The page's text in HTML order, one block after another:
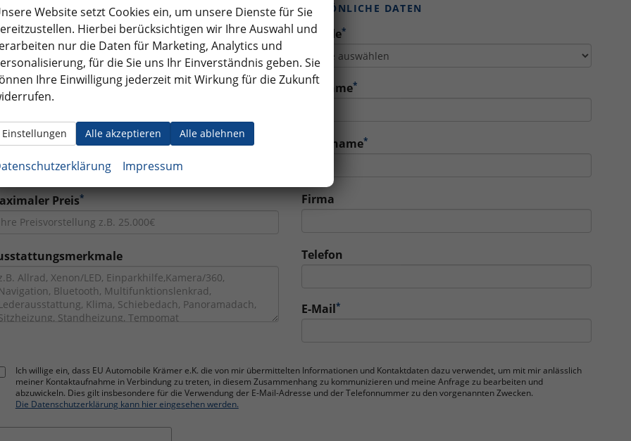
WUNSCHFAHRZEUG
*
*
Preis*
PERSÖNLICHE DATEN
Anrede*
Vorname*
Nachname*
Firma
Telefon
E-Mail*
Ich willige ein, dass EU Automobile Krämer e.K. die von mir übermittelten Informationen und Kontaktdaten dazu verwendet, um mit mir anlässlich
meiner Kontaktaufnahme in Verbindung zu treten, in diesem Zusammenhang zu kommunizieren und meine Anfrage zu bearbeiten und
abzuwickeln. Dies gilt insbesondere für die Verwendung der E-Mail-Adresse und der Telefonnummer zu den vorgenannten Zwecken.
Die Datenschutzerklärung kann hier eingesehen werden.
Website setzt Cookies ein, um unsere Dienste für Sie
Hierbei berücksichtigen wir Ihre Auswahl und
nur die Daten für Marketing, Analytics und
für die Sie uns Ihr Einverständnis geben. Sie
Ihre Einwilligung jederzeit mit Wirkung für die Zukunft
Alle akzeptieren Alle ablehnen
Einstellungen
Impressum